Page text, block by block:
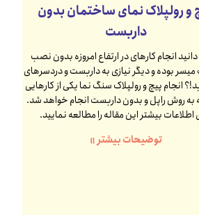
و رولپلاک نمای ساختمان بدون
داربست
انجام کارهای در ارتفاع امروزه بدون نصب
بوده و دیگر نیازی به داربست و دردسرهای
انجام پیچ و رولپلاک سنگ نما یکی از کارهایی
روش راپل و بدون داربست انجام خواهد شد.
اطلاعات بیشتر این مقاله را مطالعه نمایید.
توضیحات بیشتر »